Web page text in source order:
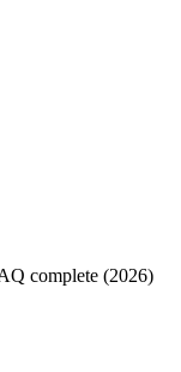
complete (2026)